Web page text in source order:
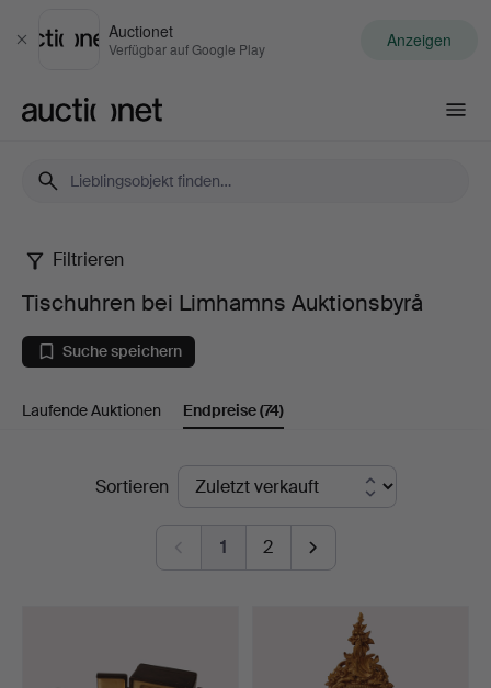
Schließen
Auctionet
Verfügbar auf Google Play Anzeigen
Tischuhren
bei
Limhamns
Auktionsbyrå
Filtrieren
Tischuhren bei Limhamns Auktionsbyrå
Suche speichern
Laufende Auktionen Endpreise(74)
EndpreiseSortieren
1 2